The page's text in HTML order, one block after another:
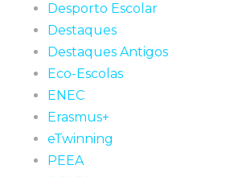
Desporto Escolar
Destaques
Destaques Antigos
Eco-Escolas
ENEC
Erasmus+
eTwinning
PEEA